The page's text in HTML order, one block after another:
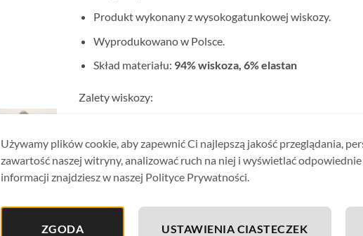
Produkt wykonany z wysokogatunkowej wiskozy.
Wyprodukowano w Polsce.
Skład materiału: 94% wiskoza, 6% elastan
Zalety wiskozy:
Wiskoza to komfortowy materiał, który łączy w sobie
bawełny.
Miękki, przyjemny w dotyku, ładnie się układa i
Jest również jest materiałem oddychającym,
oraz osób o wrażliwej skórze.
Używamy plików cookie, aby zapewnić Ci najlepszą jakość przeglądania,
zawartość naszej witryny, analizować ruch na niej i wyświetlać
informacji znajdziesz w naszej Polityce Prywatności.
ZGODA USTAWIENIA CIASTECZEK